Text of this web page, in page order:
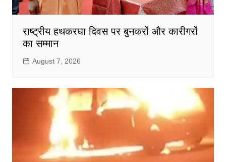
राष्ट्रीय हथकरघा दिवस पर बुनकरों और कारीगरों
का सम्मान
August 7, 2026